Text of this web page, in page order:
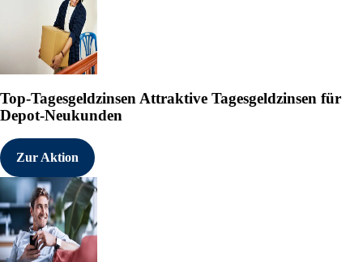
Top-Tagesgeldzinsen Attraktive Tagesgeldzinsen für
Depot-Neukunden
Zur Aktion